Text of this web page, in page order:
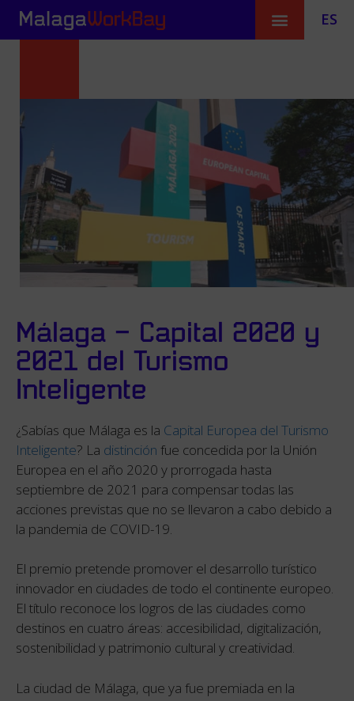
ES
Málaga – Capital 2020 y
2021 del Turismo
Inteligente
¿Sabías que Málaga es la Capital Europea del Turismo
Inteligente? La distinción fue concedida por la Unión
Europea en el año 2020 y prorrogada hasta
septiembre de 2021 para compensar todas las
acciones previstas que no se llevaron a cabo debido a
la pandemia de COVID-19.
El premio pretende promover el desarrollo turístico
innovador en ciudades de todo el continente europeo.
El título reconoce los logros de las ciudades como
destinos en cuatro áreas: accesibilidad, digitalización,
sostenibilidad y patrimonio cultural y creatividad.
La ciudad de Málaga, que ya fue premiada en la